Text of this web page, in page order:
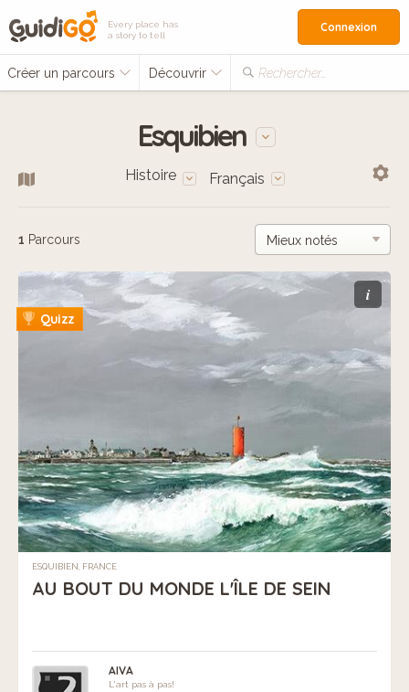
Every place has
a story to tell
Créer un parcours Découvrir Rechercher…
Connexion
Esquibien
Histoire Français
1 Parcours
i
Quizz
ESQUIBIEN, FRANCE
AU BOUT DU MONDE L'ÎLE DE SEIN
AIVA
L'art pas à pas!